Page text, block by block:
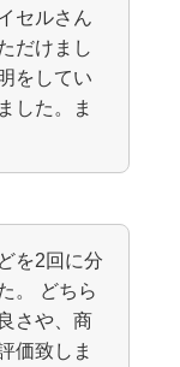
セルさん
だけまし
をしてい
した。ま
を2回に分
。 どちら
さや、商
価致しま